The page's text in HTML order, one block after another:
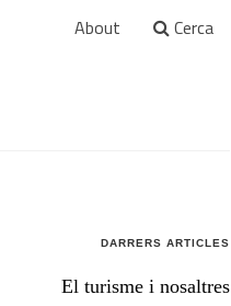
About Cerca
DARRERS ARTICLES
El turisme i nosaltres